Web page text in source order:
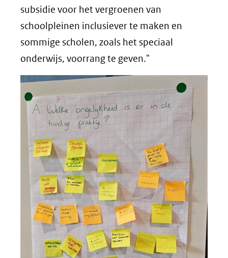
subsidie voor het vergroenen van
schoolpleinen inclusiever te maken en
sommige scholen, zoals het speciaal
onderwijs, voorrang te geven."